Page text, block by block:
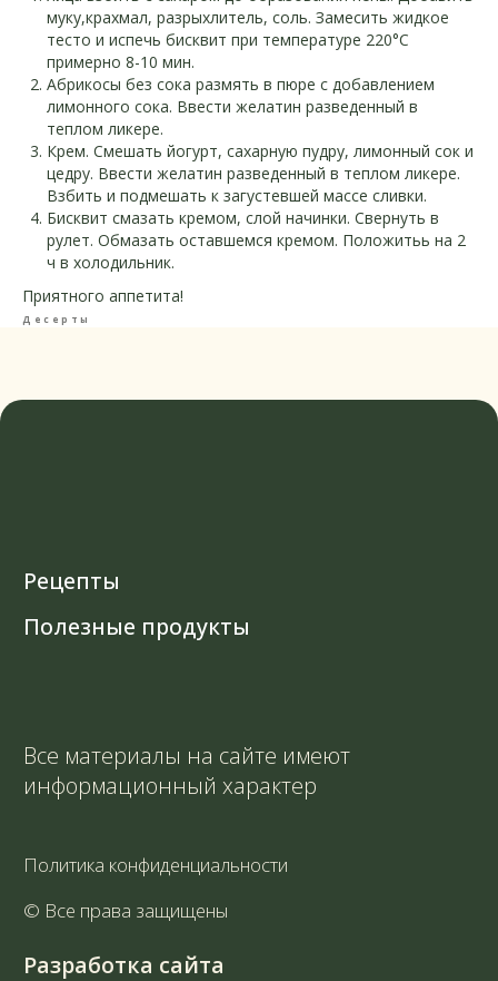
муку,крахмал, разрыхлитель, соль. Замесить жидкое
тесто и испечь бисквит при температуре 220°С
примерно 8-10 мин.
Абрикосы без сока размять в пюре с добавлением
лимонного сока. Ввести желатин разведенный в
теплом ликере.
Крем. Смешать йогурт, сахарную пудру, лимонный сок и
цедру. Ввести желатин разведенный в теплом ликере.
Взбить и подмешать к загустевшей массе сливки.
Бисквит смазать кремом, слой начинки. Свернуть в
рулет. Обмазать оставшемся кремом. Положитьь на 2
ч в холодильник.
Приятного аппетита!
Десерты
Все материалы на сайте имеют
информационный характер
© Все права защищены
Политика конфиденциальности
Полезные продукты
Разработка сайта